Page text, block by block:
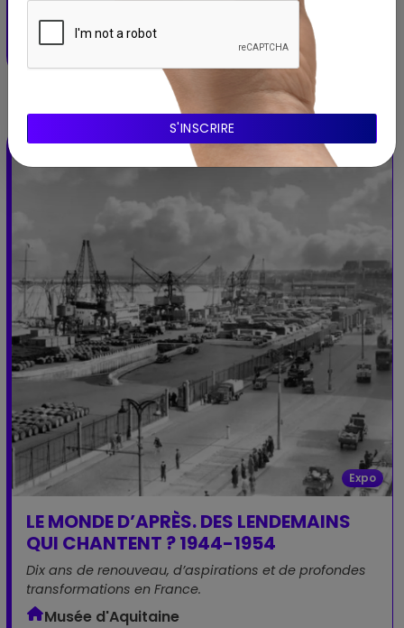
BORDEAUX - Nouvelle-Aquitaine
30 janvier 2026 – 18 mars 2026
Expo
LE MONDE D’APRÈS. DES LENDEMAINS
QUI CHANTENT ? 1944-1954
Dix ans de renouveau, d’aspirations et de profondes
transformations en France.
Musée d'Aquitaine